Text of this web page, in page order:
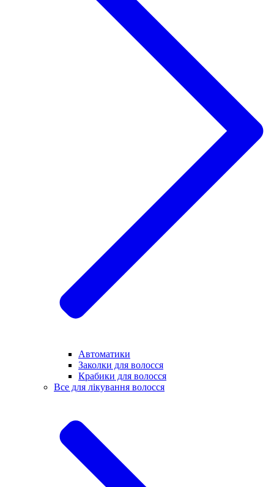
Автоматики
Заколки для волосся
Крабики для волосся
Все для лікування волосся